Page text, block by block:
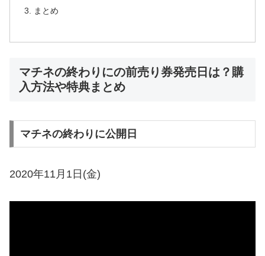
まとめ
マチネの終わりにの前売り券発売日は？購
入方法や特典まとめ
マチネの終わりに公開日
2020年11月1日(金)